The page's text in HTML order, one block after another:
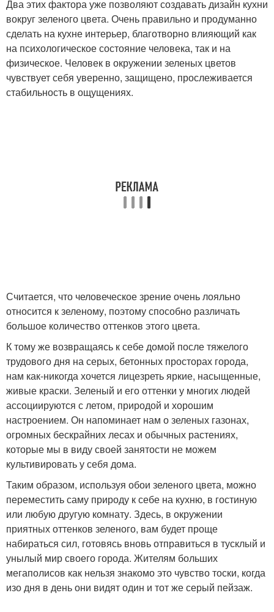
Два этих фактора уже позволяют создавать дизайн кухни
вокруг зеленого цвета. Очень правильно и продуманно
сделать на кухне интерьер, благотворно влияющий как
на психологическое состояние человека, так и на
физическое. Человек в окружении зеленых цветов
чувствует себя уверенно, защищено, прослеживается
стабильность в ощущениях.
Считается, что человеческое зрение очень лояльно
относится к зеленому, поэтому способно различать
большое количество оттенков этого цвета.
К тому же возвращаясь к себе домой после тяжелого
трудового дня на серых, бетонных просторах города,
нам как-никогда хочется лицезреть яркие, насыщенные,
живые краски. Зеленый и его оттенки у многих людей
ассоциируются с летом, природой и хорошим
настроением. Он напоминает нам о зеленых газонах,
огромных бескрайних лесах и обычных растениях,
которые мы в виду своей занятости не можем
культивировать у себя дома.
Таким образом, используя обои зеленого цвета, можно
переместить саму природу к себе на кухню, в гостиную
или любую другую комнату. Здесь, в окружении
приятных оттенков зеленого, вам будет проще
набираться сил, готовясь вновь отправиться в тусклый и
унылый мир своего города. Жителям больших
мегаполисов как нельзя знакомо это чувство тоски, когда
изо дня в день они видят один и тот же серый пейзаж.